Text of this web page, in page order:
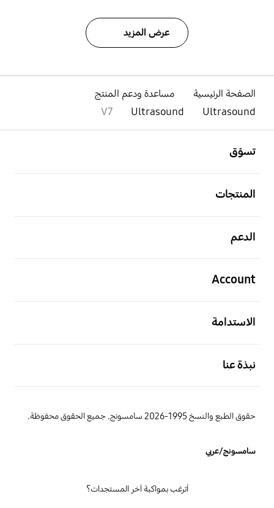
عرض المزيد
الصفحة الرئيسية
مساعدة ودعم المنتج
Ultrasound
Ultrasound
V7
تسوّق
المنتجات
الدعم
Account
الاستدامة
نبذة عنا
حقوق الطبع والنسخ 1995-2026 سامسونج. جميع الحقوق محفوظة.
سامسونج/عربي
أترغب بمواكبة آخر المستجدات؟